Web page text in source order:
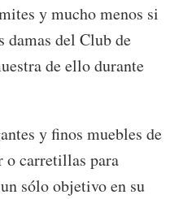
y mucho menos si
damas del Club de
de ello durante
y finos muebles de
o carretillas para
sólo objetivo en su